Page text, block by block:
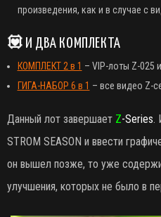
произведения, как и в случае с
💟 И ДВА КОМПЛЕКТА
КОМПЛЕКТ 2 в 1 – VIP-лоты Z-025
ГИГА-НАБОР 6 в 1 – все видео Z-
Данный лот завершает Z-Series
STROM SEASON и ввести
он вышел позже, то уже
улучшения, которых не было в